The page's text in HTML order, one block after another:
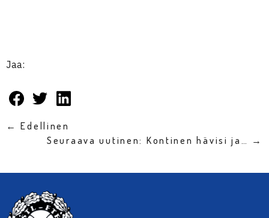
Jaa:
← Edellinen
Seuraava uutinen: Kontinen hävisi ja… →